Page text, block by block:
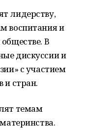
лидерству,
воспитания и
В
дискуссии и
с участием
и стран.
темам